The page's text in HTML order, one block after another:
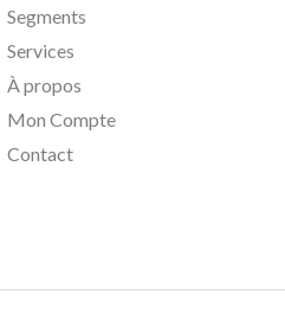
Segments
Services
À propos
Mon Compte
Contact